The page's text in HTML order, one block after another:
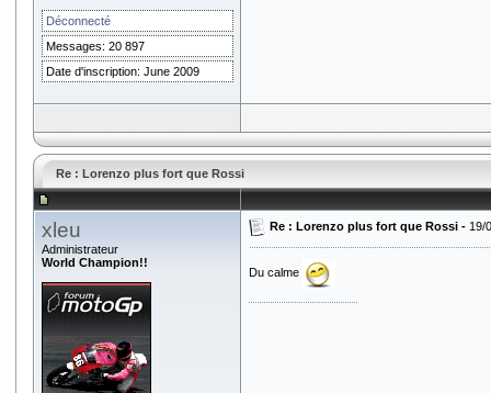
Déconnecté
Messages: 20 897
Date d'inscription: June 2009
Re : Lorenzo plus fort que Rossi
xleu
Administrateur
World Champion!!
Re : Lorenzo plus fort que Rossi - 19/
Du calme